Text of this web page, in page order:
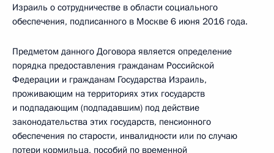
Израиль о сотрудничестве в области социального
обеспечения, подписанного в Москве 6 июня 2016 года.
Предметом данного Договора является определение
порядка предоставления гражданам Российской
Федерации и гражданам Государства Израиль,
проживающим на территориях этих государств
и подпадающим (подпадавшим) под действие
законодательства этих государств, пенсионного
обеспечения по старости, инвалидности или по случаю
потери кормильца, пособий по временной